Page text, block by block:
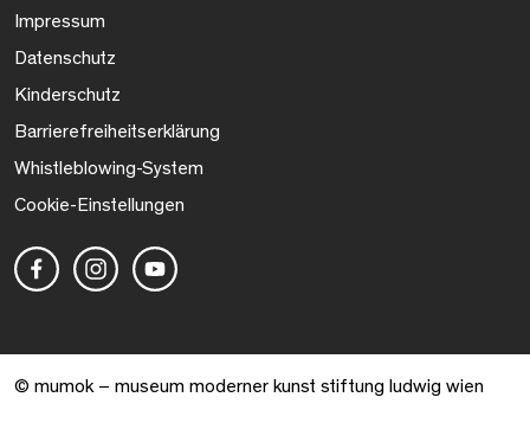
Impressum
Datenschutz
Kinderschutz
Barrierefreiheitserklärung
Whistleblowing-System
Cookie-Einstellungen
© mumok – museum moderner kunst stiftung ludwig wien